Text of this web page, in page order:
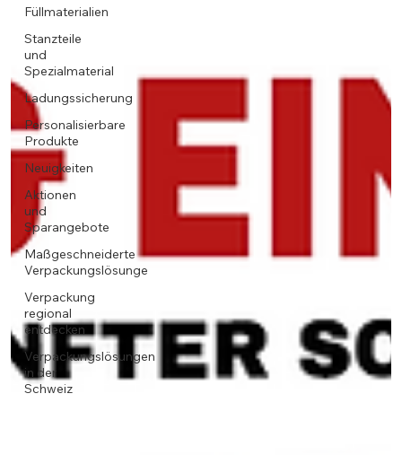
Füllmaterialien
Stanzteile
und
Spezialmaterial
Ladungssicherung
Personalisierbare
Produkte
Neuigkeiten
Aktionen
und
Sparangebote
Maßgeschneiderte
Verpackungslösunge
Verpackung
regional
entdecken
Verpackungslösungen
in der
Schweiz